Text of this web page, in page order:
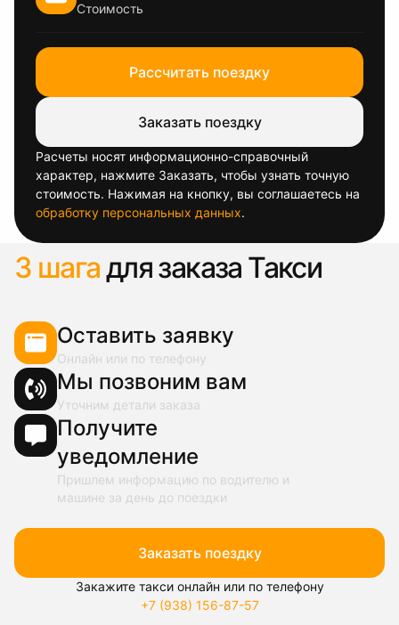
Стоимость
Рассчитать поездку
Заказать поездку
Расчеты носят информационно-справочный
характер, нажмите Заказать, чтобы узнать точную
стоимость. Нажимая на кнопку, вы соглашаетесь на
обработку персональных данных.
3 шагадля заказа Такси
Оставить заявку
Онлайн или по телефону
Мы позвоним вам
Уточним детали заказа
Получите
уведомление
Пришлем информацию по водителю и
машине за день до поездки
Заказать поездку
Закажите такси онлайн или по телефону
+7 (938) 156-87-57